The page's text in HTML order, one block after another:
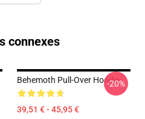
connexes
Behemoth Pull-Over Hoodie
39,51 € - 45,95 €
-20%